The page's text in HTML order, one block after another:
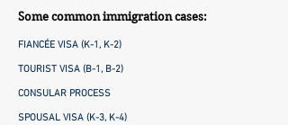
Some common immigration cases:
FIANCÉE VISA (K-1, K-2)
TOURIST VISA (B-1, B-2)
CONSULAR PROCESS
SPOUSAL VISA (K-3, K-4)